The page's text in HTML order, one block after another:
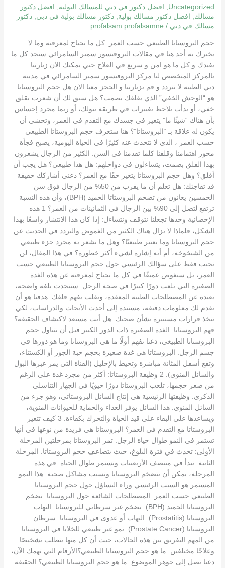
Uncategorized
, افضل دكتور في دبي للمسالك البولية,
افضل دكتور
مسالك, افضل دكتور مسالك بولية,دكتور مسالك بولية في دبي,دكتور
مسالك في دبي /
profalsam profalsamne
حجم البروستاتا الطبيعي حسب العمر: كل ما تحتاج لمعرفته وما لا
يخبرك به أحد هنا في مقالات البروفيسور سمير السامرائي ستجد كل ما
يفيدك و كل ما هو امن و سريع في العلاج حتي يمكنك الان زيارتنا
بالمركز المتخصص لنا مركز البروفيسور سمير السامرائي في مدينة
دبي الطبية لا تتردد و قم بزيارتنا و الحجز معنا الان هل حجم البروستاتا
هو “الوحش الخفي” الذي يقلقك بصمت؟ هل سبق لك أن شعرت بقلق
خفي، أو بدأت تلاحظ تغييرات في طريقة تبولك، أو ربما مجرد إحساس
بأن هناك “شيئًا ما” يتغير في جسدك مع التقدم في العمر، وتخشى أن
يكون له علاقة بـ “البروستاتا”؟ هنا ستعرف حجم البروستاتا الطبيعي
حسب العمر ، الذي لا نتحدث عنه كثيرًا في الحياة اليومية، يصبح فجأة
محور اهتمامنا وقلقنا كلما تقدمنا في السن. الكثير من الرجال يشعرون
بهذا القلق بصمت، يتساءلون في دواخلهم: هل هذا طبيعي؟ هل يجب أن
أقلق؟ وهل حجم البروستاتا يتغير حقًا مع العمر؟ دعني أشاركك حقيقة
قد تفاجئك: هل تعلم أن ما يقرب من 50% من الرجال فوق سن
الخمسين يعانون من تضخم البروستاتا الحميد (BPH)، وأن هذه النسبة
ترتفع لتصل إلى 90% بين الرجال في الثمانينات من العمر؟ 1 هذه
الإحصائية وحدها تجعلنا نتوقف ونتساءل: إذا كان هذا الانتشار واسعًا بهذا
الشكل، فلماذا لا يزال هناك الكثير من الغموض والتردد في الحديث عن
حجم البروستاتا وما يعتبر طبيعيًا؟ وهل ما تشعر به مجرد جزء طبيعي
من الشيخوخة، أم أنه إشارة لشيء أكثر خطورة؟ في هذا المقال، لن
نجيب فقط على سؤالك الرئيسي حول حجم البروستاتا الطبيعي حسب
العمر، بل سنغوص عميقًا في كل ما تحتاج لمعرفته عن هذه الغدة
الصغيرة التي تلعب دورًا كبيرًا في صحة الرجل. سنتحدث بلغة واضحة،
بعيدة عن المصطلحات الطبية المعقدة، وبقلب يفهم قلقك. هدفنا هو أن
نقدم لك معلومات دقيقة، مستندة إلى أحدث الأبحاث والدراسات، لكي
تتخذ قرارات مستنيرة بشأن صحتك. هل أنت مستعد لاكتشاف الحقيقة؟
فهم البروستاتا: الغدة الصغيرة ذات الدور الكبير قبل أن نتناول حجم
البروستاتا الطبيعي، دعنا نفهم أولًا ما هي البروستاتا وما هو دورها في
جسم الرجل. البروستاتا هي غدة صغيرة بحجم حبة الجوز أو الكستناء،
وتقع أسفل المثانة مباشرة وتحيط بالإحليل (القناة التي يمر عبرها البول
والسائل المنوي). 2 وظيفة البروستاتا: أكثر من مجرد غدة على الرغم
من صغر حجمها، تلعب البروستاتا دورًا حيويًا في الجهاز التناسلي
الذكري. وظيفتها الرئيسية هي إنتاج السائل البروستاتي، وهو جزء من
السائل المنوي. هذا السائل يوفر الغذاء والحماية للحيوانات المنوية،
ويساعدها على البقاء على قيد الحياة والتحرك بكفاءة. 3 كيف تتغير
البروستاتا مع التقدم في العمر؟ البروستاتا هي فريدة من نوعها في أنها
تستمر في النمو طوال حياة الرجل. تمر البروستاتا بمرحلتين المرحلة
الأولى: تحدث في فترة البلوغ، حيث يتضاعف حجم البروستاتا. المرحلة
الثانية: تبدأ في منتصف الأربعينات وتستمر طوال الحياة. في هذه
المرحلة، يمكن أن تتضخم البروستاتا وتسبب مشاكل صحية. هذا النمو
المستمر هو السبب الرئيسي وراء التساؤل حول حجم البروستاتا
الطبيعي حسب العمر. المصطلحات الشائعة حول البروستاتا: تضخم
البروستاتا الحميد (BPH): تضخم غير سرطاني للبروستاتا. التهاب
البروستاتا (Prostatitis): التهاب أو عدوى في البروستاتا. سرطان
البروستاتا (Prostate Cancer): نمو غير طبيعي للخلايا في البروستاتا.
من المهم التفريق بين هذه الحالات، حيث أن كل منها يتطلب تشخيصًا
وعلاجًا مختلفين. ما هو حجم البروستاتا الطبيعي؟الأرقام التي تهمك الآن،
دعنا نصل إلى جوهر الموضوع: ما هو حجم البروستاتا الطبيعي؟ الحقيقة